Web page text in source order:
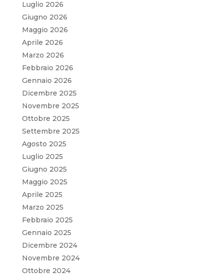
Luglio 2026
Giugno 2026
Maggio 2026
Aprile 2026
Marzo 2026
Febbraio 2026
Gennaio 2026
Dicembre 2025
Novembre 2025
Ottobre 2025
Settembre 2025
Agosto 2025
Luglio 2025
Giugno 2025
Maggio 2025
Aprile 2025
Marzo 2025
Febbraio 2025
Gennaio 2025
Dicembre 2024
Novembre 2024
Ottobre 2024